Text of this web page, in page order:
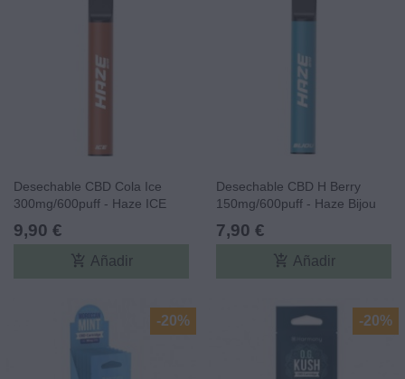
Desechable CBD Cola Ice
300mg/600puff - Haze ICE
9,90 €
add_shopping_cart Añadir
Desechable CBD H Berry
150mg/600puff - Haze Bijou
7,90 €
add_shopping_cart Añadir
-20% -20%